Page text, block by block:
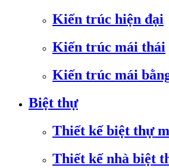
Kiến trúc hiện đại
Kiến trúc mái thái
Kiến trúc mái
Biệt thự
Thiết kế biệt thự
Thiết kế nhà biệt